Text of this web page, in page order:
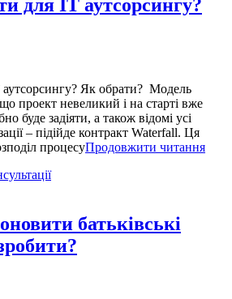
для IT аутсорсингу?
аутсорсингу? Як обрати? Модель
проект невеликий і на старті вже
буде задіяти, а також відомі усі
– підійде контракт Waterfall. Ця
процесуПродовжити читанняЯкі
батьківські